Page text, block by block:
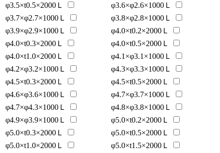
φ3.5×t0.5×2000Ｌ
φ3.6×φ2.6×1000Ｌ
φ3.7×φ2.7×1000Ｌ
φ3.8×φ2.8×1000Ｌ
φ3.9×φ2.9×1000Ｌ
φ4.0×t0.2×2000Ｌ
φ4.0×t0.3×2000Ｌ
φ4.0×t0.5×2000Ｌ
φ4.0×t1.0×2000Ｌ
φ4.1×φ3.1×1000Ｌ
φ4.2×φ3.2×1000Ｌ
φ4.3×φ3.3×1000Ｌ
φ4.5×t0.3×2000Ｌ
φ4.5×t0.5×2000Ｌ
φ4.6×φ3.6×1000Ｌ
φ4.7×φ3.7×1000Ｌ
φ4.7×φ4.3×1000Ｌ
φ4.8×φ3.8×1000Ｌ
φ4.9×φ3.9×1000Ｌ
φ5.0×t0.2×2000Ｌ
φ5.0×t0.3×2000Ｌ
φ5.0×t0.5×2000Ｌ
φ5.0×t1.0×2000Ｌ
φ5.0×t1.5×2000Ｌ